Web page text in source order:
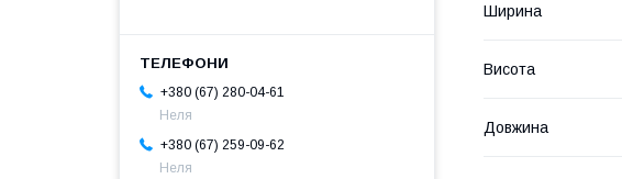
Ширина
Висота
Довжина
+380 (67) 280-04-61
Неля
+380 (67) 259-09-62
Неля